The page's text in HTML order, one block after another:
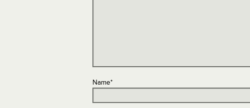
Name*